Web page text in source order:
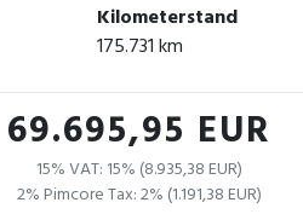
Kilometerstand
175.731 km
69.695,95 EUR
15% VAT: 15% (8.935,38 EUR)
2% Pimcore Tax: 2% (1.191,38 EUR)